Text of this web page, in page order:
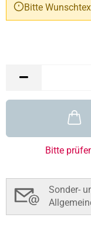
Bitte
Bitte
Sonder-